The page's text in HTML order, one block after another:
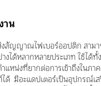
าน
สัญญาณไฟเบอร์ออปติก สามา
งได้หลากหลายประเภท ใช้ได้
แหน่งที่ยากต่อการเข้าถึงในภ
ด้ มีอะแดปเตอร์เป็นอุปกรณ์เ